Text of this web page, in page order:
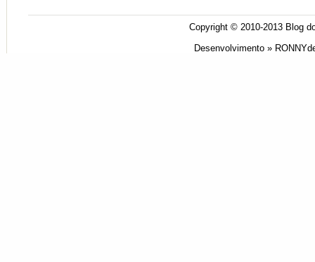
Copyright © 2010-2013 Blog
Desenvolvimento »